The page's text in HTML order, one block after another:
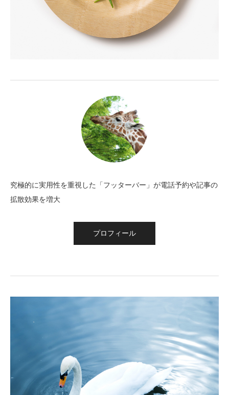
究極的に実用性を重視した「フッターバー」が電話予約や記事の
拡散効果を増大
プロフィール